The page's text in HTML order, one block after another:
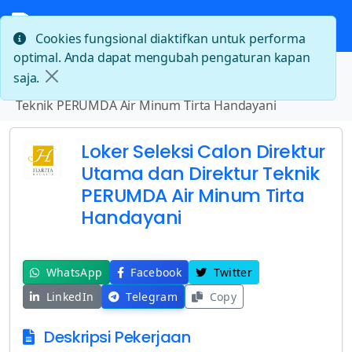
Beranda
Loker Seleksi Calon Direktur Utama dan Direktur
Teknik PERUMDA Air Minum Tirta Handayani
Loker Seleksi Calon Direktur
Utama dan Direktur Teknik
PERUMDA Air Minum Tirta
Handayani
WhatsApp Facebook
Twitter
LinkedIn
Telegram Copy
Deskripsi Pekerjaan
Cookies fungsional diaktifkan untuk performa
optimal. Anda dapat mengubah pengaturan kapan
saja.